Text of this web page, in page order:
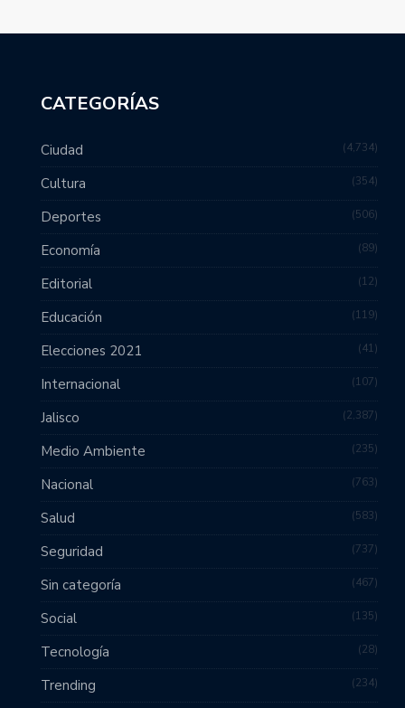
CATEGORÍAS
Ciudad 4,734
Cultura 354
Deportes 506
Economía 89
Editorial 12
Educación 119
Elecciones 2021 41
Internacional 107
Jalisco 2,387
Medio Ambiente 235
Nacional 763
Salud 583
Seguridad 737
Sin categoría 467
Social 135
Tecnología 28
Trending 234